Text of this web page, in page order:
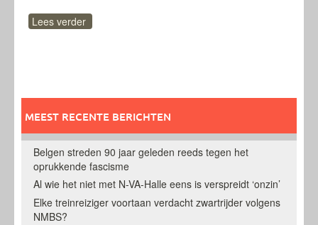
Lees verder
MEEST RECENTE BERICHTEN
Belgen streden 90 jaar geleden reeds tegen het
oprukkende fascisme
Al wie het niet met N-VA-Halle eens is verspreidt ‘onzin’
Elke treinreiziger voortaan verdacht zwartrijder volgens
NMBS?